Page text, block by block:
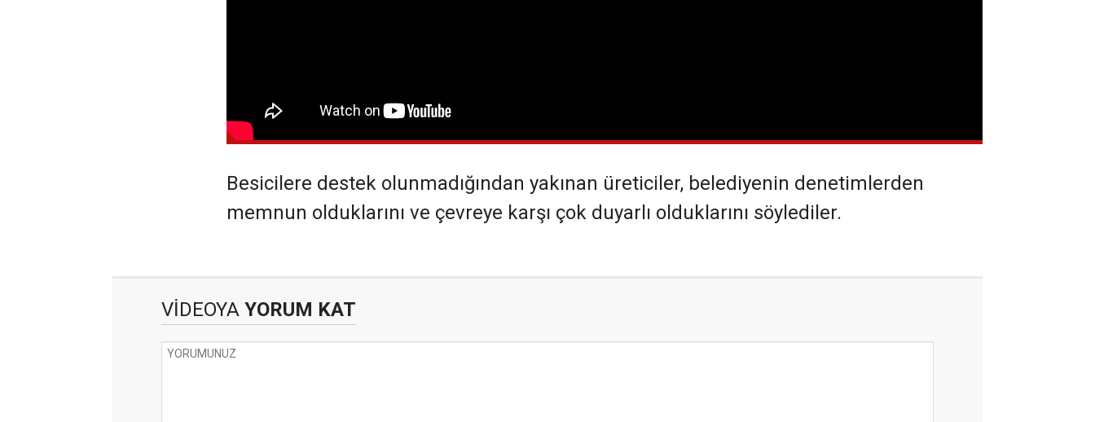
Besicilere destek olunmadığından yakınan üreticiler, belediyenin denetimlerden
memnun olduklarını ve çevreye karşı çok duyarlı olduklarını söylediler.
VİDEOYA YORUM KAT